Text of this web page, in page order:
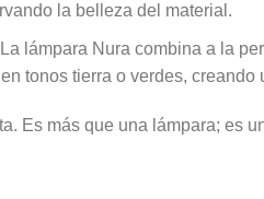
la belleza del material.
La lámpara Nura combina a la
tonos tierra o verdes, creando
Es más que una lámpara; es